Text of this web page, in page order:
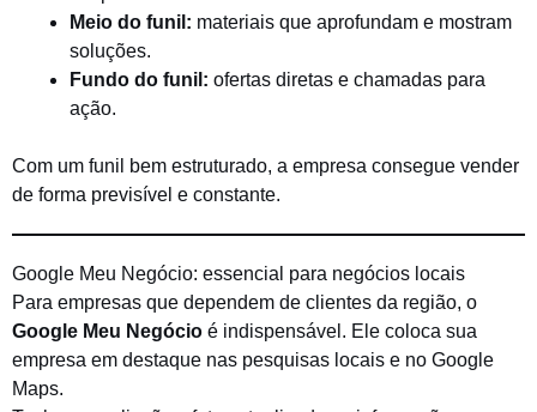
Meio do funil: materiais que aprofundam e mostram
soluções.
Fundo do funil: ofertas diretas e chamadas para
ação.
Com um funil bem estruturado, a empresa consegue vender
de forma previsível e constante.
Google Meu Negócio: essencial para negócios locais
Para empresas que dependem de clientes da região, o
Google Meu Negócio é indispensável. Ele coloca sua
empresa em destaque nas pesquisas locais e no Google
Maps.